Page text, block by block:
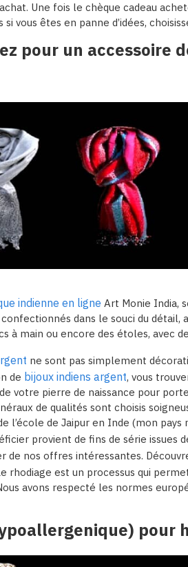
Une fois le chèque cadeau
vous êtes en panne d’idées,
pour un accessoire
indienne en ligne Art Monie India,
dans le souci du détail,
à main ou encore des étoles, avec
ne sont pas simplement
de bijoux indiens argent, vous
votre pierre de naissance pour
de qualités sont choisis
l’école de Jaipur en Inde (mon
provient de fins de série issues
de nos offres intéressantes.
rhodiage est un processus qui
avons respecté les normes
pour